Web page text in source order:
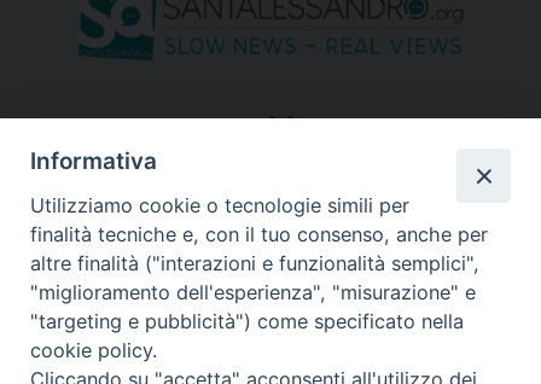
seguici su
Informativa
Utilizziamo cookie o tecnologie simili per
finalità tecniche e, con il tuo consenso, anche per
altre finalità ("interazioni e funzionalità semplici",
"miglioramento dell'esperienza", "misurazione" e
"targeting e pubblicità") come specificato nella
cookie policy.